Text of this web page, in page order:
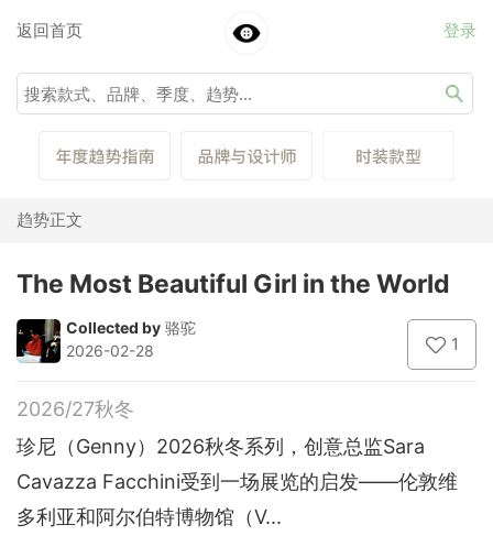
返回首页 登录
趋势正文
The Most Beautiful Girl in the World
Collected by 骆驼
2026-02-28
1
2026/27秋冬
珍尼（Genny）2026秋冬系列，创意总监Sara
Cavazza Facchini受到一场展览的启发——伦敦维
多利亚和阿尔伯特博物馆（V...